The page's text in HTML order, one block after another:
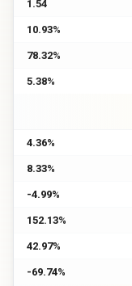
1.54
10.93%
78.32%
5.38%
4.36%
8.33%
-4.99%
152.13%
42.97%
-69.74%